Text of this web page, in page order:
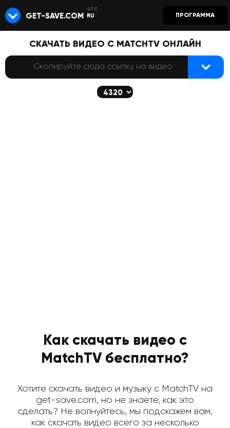
GET-SAVE.COM RU ПРОГРАММА
СКАЧАТЬ ВИДЕО С MATCHTV ОНЛАЙН
Как скачать видео с
MatchTV бесплатно?
Хотите скачать видео и музыку с MatchTV на
get-save.com, но не знаете, как это
сделать? Не волнуйтесь, мы подскажем вам,
как скачать видео всего за несколько